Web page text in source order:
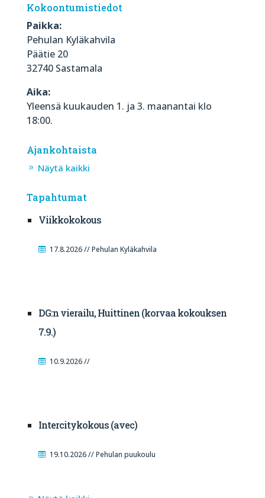
Kokoontumistiedot
Paikka:
Pehulan Kyläkahvila
Päätie 20
32740 Sastamala
Aika:
Yleensä kuukauden 1. ja 3. maanantai klo
18:00.
Ajankohtaista
Näytä kaikki
Tapahtumat
Viikkokokous
17.8.2026 // Pehulan Kyläkahvila
DG:n vierailu, Huittinen (korvaa kokouksen
7.9.)
10.9.2026 //
Intercitykokous (avec)
19.10.2026 // Pehulan puukoulu